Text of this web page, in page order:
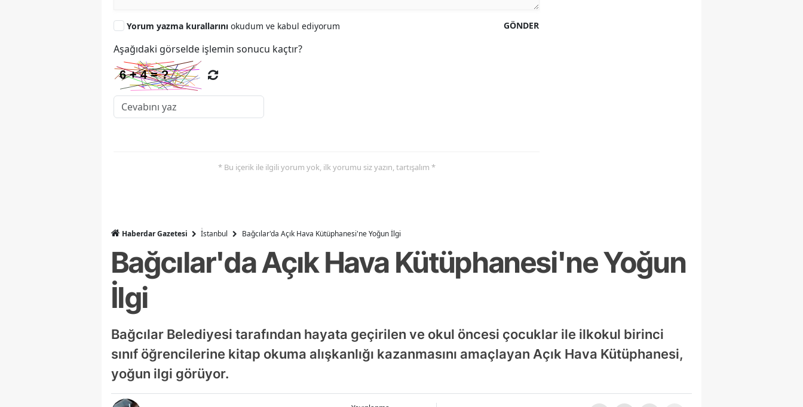
GÖNDER
Yorum yazma kurallarını okudum ve kabul ediyorum
Aşağıdaki görselde işlemin sonucu kaçtır?
* Bu içerik ile ilgili yorum yok, ilk yorumu siz yazın, tartışalım *
Haberdar Gazetesi İ̇stanbul Bağcılar'da Açık Hava Kütüphanesi'ne Yoğun İlgi
Bağcılar'da Açık Hava Kütüphanesi'ne Yoğun
İlgi
Bağcılar Belediyesi tarafından hayata geçirilen ve okul öncesi çocuklar ile ilkokul birinci
sınıf öğrencilerine kitap okuma alışkanlığı kazanmasını amaçlayan Açık Hava Kütüphanesi,
yoğun ilgi görüyor.